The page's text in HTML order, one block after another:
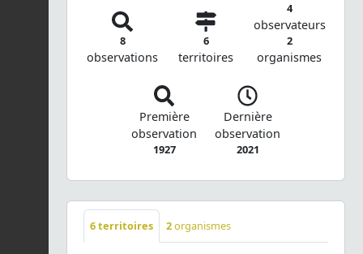
8
observations
6
territoires
4
observateurs
2
organismes
Première
observation
1927
Dernière
observation
2021
6territoires 2organismes